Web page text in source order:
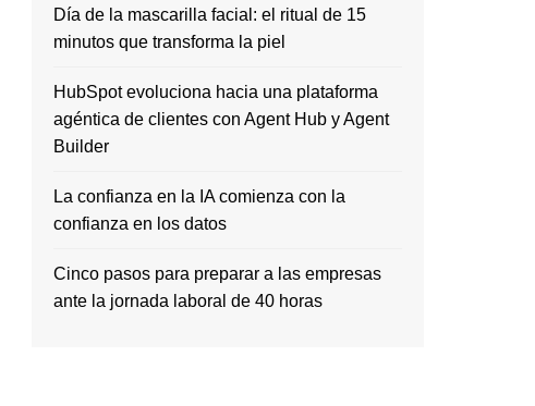
Día de la mascarilla facial: el ritual de 15
minutos que transforma la piel
HubSpot evoluciona hacia una plataforma
agéntica de clientes con Agent Hub y Agent
Builder
La confianza en la IA comienza con la
confianza en los datos
Cinco pasos para preparar a las empresas
ante la jornada laboral de 40 horas